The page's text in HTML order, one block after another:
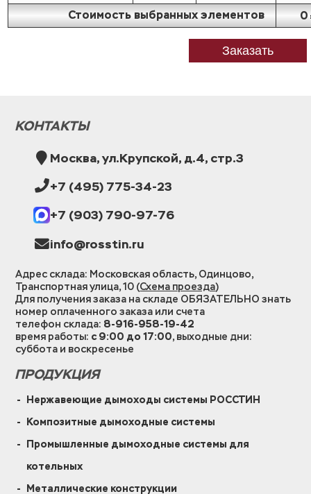
Стоимость выбранных элементов 0
Заказать
КОНТАКТЫ
Москва, ул.Крупской, д.4, стр.3
+7 (495) 775-34-23
+7 (903) 790-97-76
info@rosstin.ru
Адрес склада: Московская область, Одинцово,
Транспортная улица, 10 (Схема проезда)
Для получения заказа на складе ОБЯЗАТЕЛЬНО знать
номер оплаченного заказа или счета
телефон склада: 8-916-958-19-42
время работы: с 9:00 до 17:00, выходные дни:
суббота и воскресенье
ПРОДУКЦИЯ
Нержавеющие дымоходы системы РОССТИН
Композитные дымоходные системы
Промышленные дымоходные системы для
котельных
Металлические конструкции